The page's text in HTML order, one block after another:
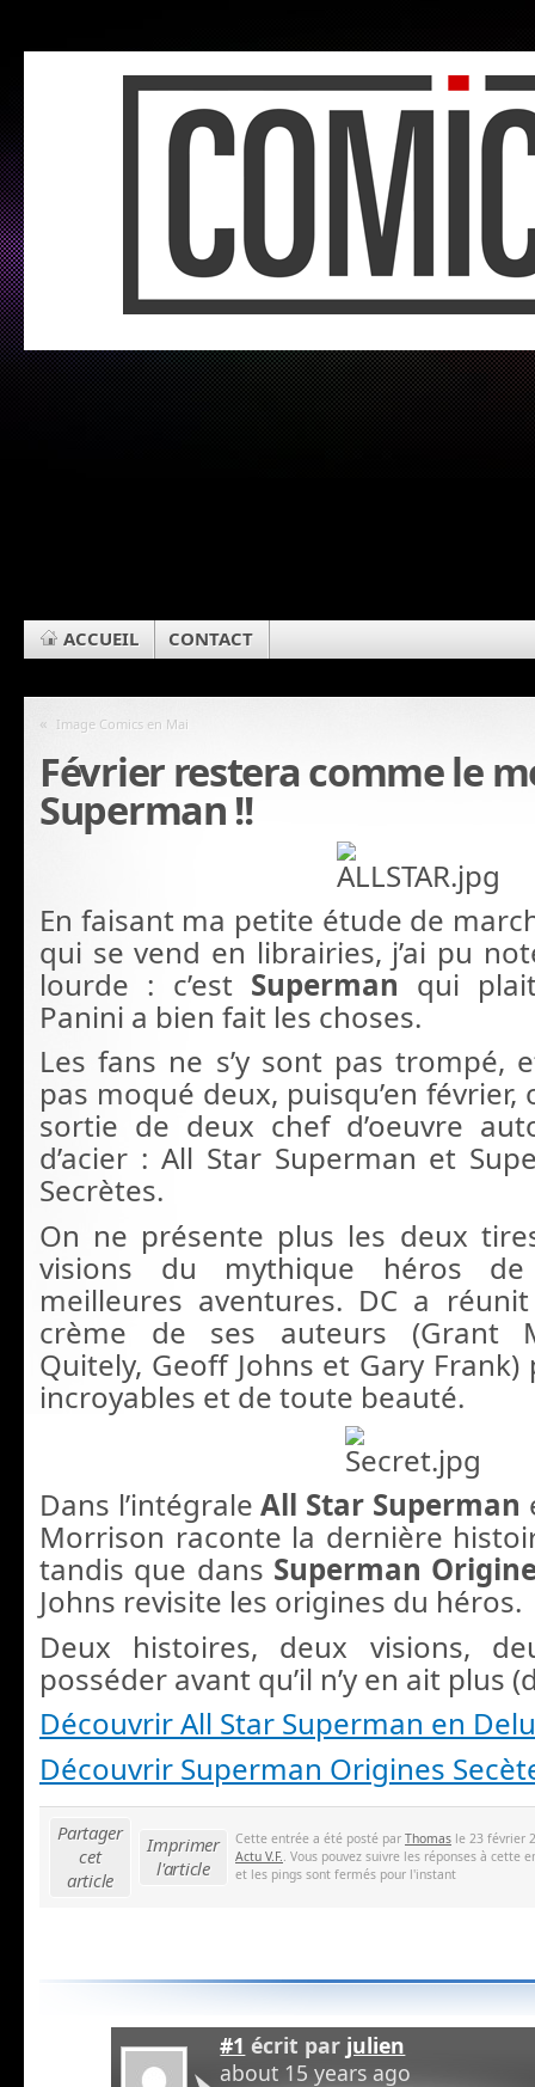
ACCUEIL CONTACT
« Image Comics en Mai
Février restera comme le
Superman !!
En faisant ma petite étude de
qui se vend en librairies, j’ai pu
lourde : c’est Superman qui
Panini a bien fait les choses.
Les fans ne s’y sont pas trompé,
pas moqué deux, puisqu’en
sortie de deux chef d’oeuvre
d’acier : All Star Superman et
Secrètes.
On ne présente plus les deux
visions du mythique héros
meilleures aventures. DC a
crème de ses auteurs (Grant
Quitely, Geoff Johns et Gary
incroyables et de toute beauté.
Dans l’intégraleAll Star Superman
Morrison raconte la dernière
tandis que dans Superman
Johns revisite les origines du héros.
Deux histoires, deux visions,
posséder avant qu’il n’y en ait plus
Découvrir All Star Superman en
Découvrir Superman Origines
Partager
cet
article
Imprimer
l'article
Cette entrée a été posté par Thomas le 23 février
Actu V.F. . Vous pouvez suivre les réponses à cette
et les pings sont fermés pour l'instant
#1 écrit par julien
about 15 years ago